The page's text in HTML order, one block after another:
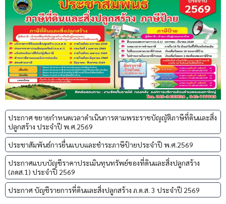
ประกาศ ขยายกำหนดเวลาดำเนินการตามพระราชบัญญัติภาษีที่ดินและสิ่ง
ปลูกสร้าง ประจำปี พ.ศ.2569
ประชาสัมพันธ์การยื่นแบบและชำระภาษีป้ายประจำปี พ.ศ.2569
ประกาศแบบบัญชีราคาประเมินทุนทรัพย์ของที่ดินและสิ่งปลูกสร้าง
(ภดส.1) ประจำปี 2569
ประกาศ บัญชีรายการที่ดินและสิ่งปลูกสร้าง ภ.ด.ส. 3 ประจำปี 2569